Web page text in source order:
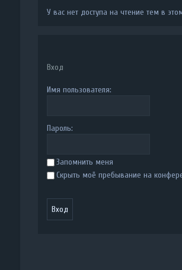
У вас нет доступа на чтение тем в
Вход
Имя пользователя:
Пароль:
Запомнить меня
Скрыть моё пребывание на